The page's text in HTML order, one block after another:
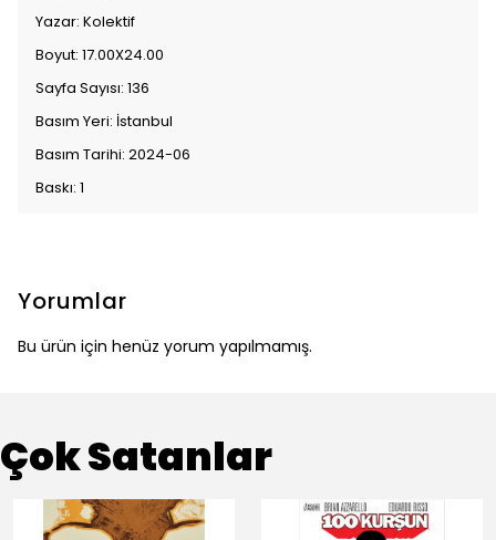
Yazar: Kolektif
Boyut: 17.00X24.00
Sayfa Sayısı: 136
Basım Yeri: İstanbul
Basım Tarihi: 2024-06
Baskı: 1
Yorumlar
Bu ürün için henüz yorum yapılmamış.
Çok Satanlar